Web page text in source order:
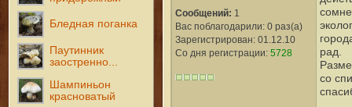
Бледная поганка
Паутинник
заостренно...
Шампиньон
красноватый
Сообщений: 1
Вас поблагодарили: 0 раз(а)
Зарегистрирован: 01.12.10
Со дня регистрации: 5728
рад.
со